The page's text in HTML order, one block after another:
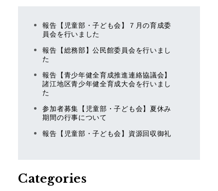
報告【児童部・子ども会】７月の育成委
員会を行いました
報告【総務部】公民館委員会を行いまし
た
報告【青少年健全育成推進連絡協議会】
諸江地区青少年健全育成大会を行いまし
た
参加者募集【児童部・子ども会】夏休み
期間の行事について
報告【児童部・子ども会】資源回収御礼
Categories